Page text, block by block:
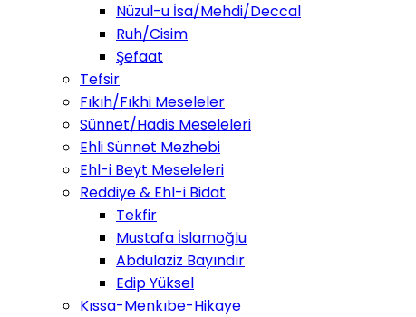
Nüzul-u İsa/Mehdi/Deccal
Ruh/Cisim
Şefaat
Tefsir
Fıkıh/Fıkhi Meseleler
Sünnet/Hadis Meseleleri
Ehli Sünnet Mezhebi
Ehl-i Beyt Meseleleri
Reddiye & Ehl-i Bidat
Tekfir
Mustafa İslamoğlu
Abdulaziz Bayındır
Edip Yüksel
Kıssa-Menkıbe-Hikaye